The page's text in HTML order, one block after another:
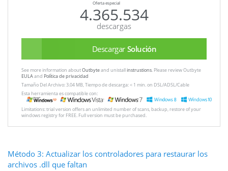
Oferta especial
4.365.534
descargas
Descargar Solución
See more information aboutOutbyteand unistallinstrustions. Please review Outbyte
EULAand Política de privacidad
Tamaño Del Archivo: 3.04 MB, Tiempo de descarga: < 1 min. on DSL/ADSL/Cable
Esta herramienta es compatible con:
Limitations: trial version offers an unlimited number of scans, backup, restore of your
windows registry for FREE. Full version must be purchased.
Método 3: Actualizar los controladores para restaurar los
archivos .dll que faltan